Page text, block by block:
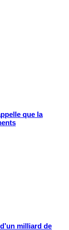
que la
milliard de